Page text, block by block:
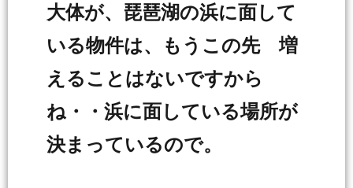
大体が、琵琶湖の浜に面して
いる物件は、もうこの先 増
えることはないですから
ね・・浜に面している場所が
決まっているので。